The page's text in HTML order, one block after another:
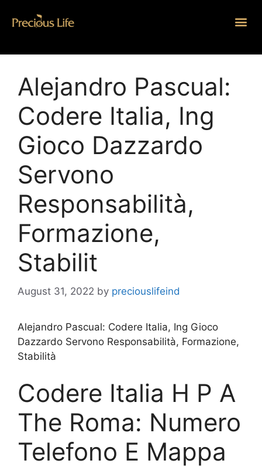
Alejandro Pascual:
Codere Italia, Ing
Gioco Dazzardo
Servono
Responsabilità,
Formazione,
Stabilit
August 31, 2022 by preciouslifeind
Alejandro Pascual: Codere Italia, Ing Gioco
Dazzardo Servono Responsabilità, Formazione,
Stabilità
Codere Italia H P A
The Roma: Numero
Telefono E Mappa